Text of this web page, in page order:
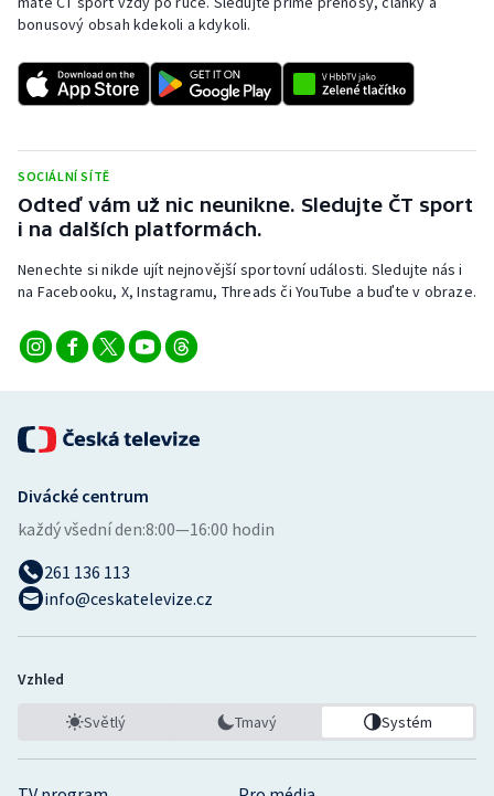
Volejbal
Ostatní
bonusový obsah kdekoli a kdykoli.
SOCIÁLNÍ SÍTĚ
Odteď vám už nic neunikne. Sledujte ČT sport
i na dalších platformách.
Nenechte si nikde ujít nejnovější sportovní události. Sledujte nás i
na Facebooku, X, Instagramu, Threads či YouTube a buďte v obraze.
Divácké centrum
každý všední den:8:00—16:00 hodin
261 136 113
info@ceskatelevize.cz
Vzhled
Světlý Tmavý Systém